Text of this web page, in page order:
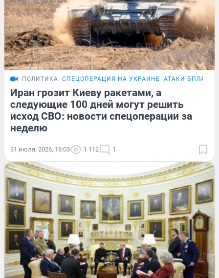
ПОЛИТИКА СПЕЦОПЕРАЦИЯ НА УКРАИНЕ АТАКИ БПЛА
Иран грозит Киеву ракетами, а
следующие 100 дней могут решить
исход СВО: новости спецоперации за
неделю
31 июля, 2026, 16:03 1 112 1